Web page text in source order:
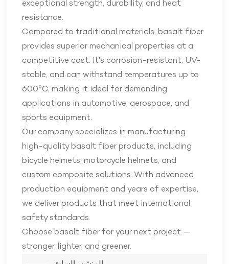
exceptional strength, durability, and heat
resistance.
Compared to traditional materials, basalt fiber
provides superior mechanical properties at a
competitive cost. It's corrosion-resistant, UV-
stable, and can withstand temperatures up to
600°C, making it ideal for demanding
applications in automotive, aerospace, and
sports equipment.
Our company specializes in manufacturing
high-quality basalt fiber products, including
bicycle helmets, motorcycle helmets, and
custom composite solutions. With advanced
production equipment and years of expertise,
we deliver products that meet international
safety standards.
Choose basalt fiber for your next project —
stronger, lighter, and greener.